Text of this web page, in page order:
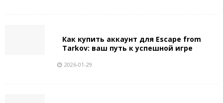
Как купить аккаунт для Escape from
Tarkov: ваш путь к успешной игре
2026-01-29